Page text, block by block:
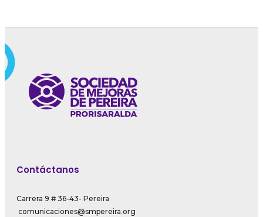
Contáctanos
Carrera 9 # 36-43- Pereira
comunicaciones@smpereira.org